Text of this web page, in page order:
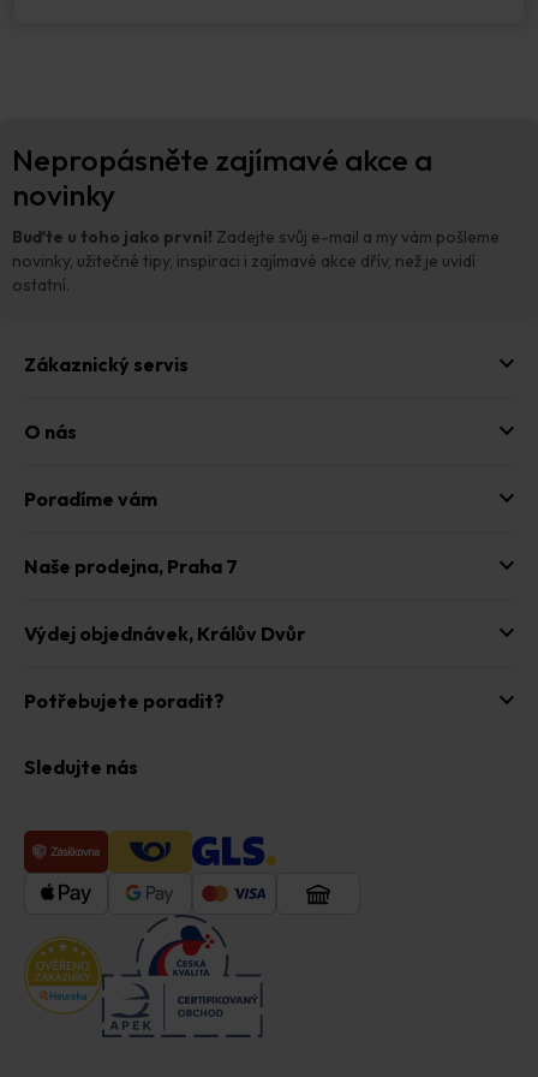
Nepropásněte zajímavé akce a
novinky
Buďte u toho jako první! Zadejte svůj e-mail a my vám pošleme
novinky, užitečné tipy, inspiraci i zajímavé akce dřív, než je uvidí
ostatní.
Zákaznický servis
O nás
Poradíme vám
Naše prodejna, Praha 7
Výdej objednávek, Králův Dvůr
Potřebujete poradit?
Sledujte nás